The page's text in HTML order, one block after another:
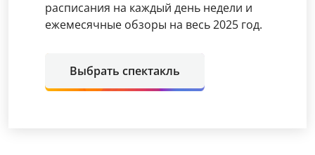
расписания на каждый день недели и
ежемесячные обзоры на весь 2025 год.
Выбрать спектакль